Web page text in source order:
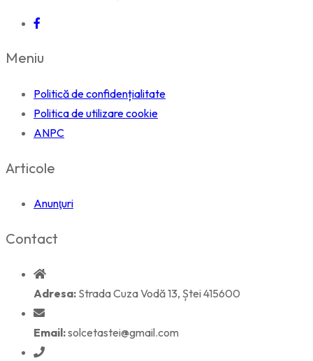
Meniu
Politică de confidențialitate
Politica de utilizare cookie
ANPC
Articole
Anunţuri
Contact
Adresa: Strada Cuza Vodă 13, Ștei 415600
Email:solcetastei@gmail.com